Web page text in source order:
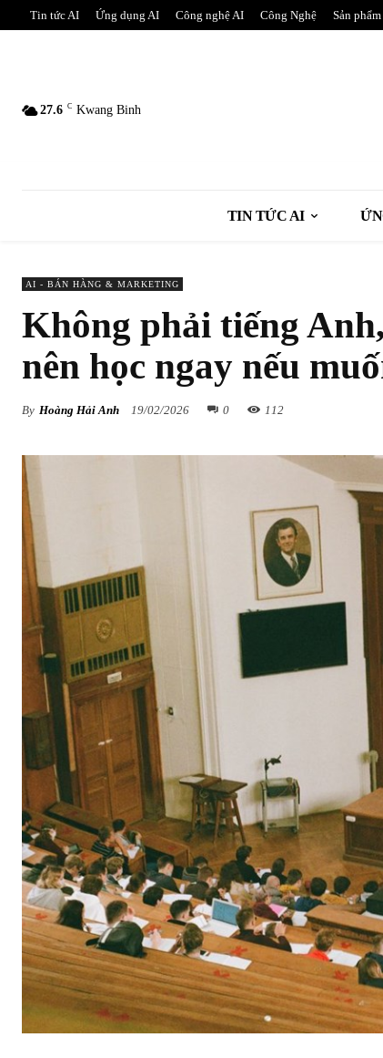
Tin tức AI Ứng dụng AI Công nghệ AI Công Nghệ Sản
27.6 C Kwang Binh
TIN TỨC AI
AI - BÁN HÀNG & MARKETING
Không phải tiếng
nên học ngay nếu
By Hoàng Hải Anh 19/02/2026 0 112